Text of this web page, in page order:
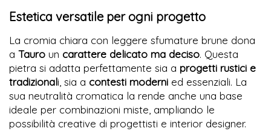
Estetica versatile per ogni progetto
La cromia chiara con leggere sfumature brune dona
a Tauro un carattere delicato ma deciso. Questa
pietra si adatta perfettamente sia a progetti rustici e
tradizionali, sia a contesti moderni ed essenziali. La
sua neutralità cromatica la rende anche una base
ideale per combinazioni miste, ampliando le
possibilità creative di progettisti e interior designer.